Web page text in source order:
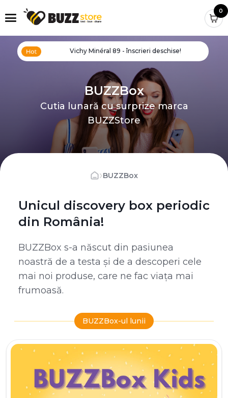
0
Vichy Minéral 89 - înscrieri deschise!
BUZZBox
Cutia lunară cu surprize marca
BUZZStore
›BUZZBox
Unicul discovery box periodic
din România!
BUZZBox s-a născut din pasiunea
noastră de a testa și de a descoperi cele
mai noi produse, care ne fac viața mai
frumoasă.
BUZZBox-ul lunii